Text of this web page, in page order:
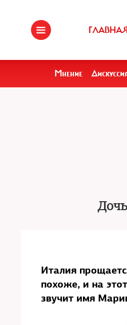
Мнение
Италия
похоже, и на
звучит имя